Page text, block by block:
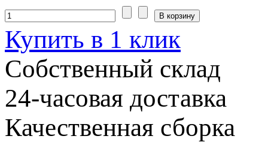
Купить в 1 клик
Собственный склад
24-часовая доставка
Качественная сборка